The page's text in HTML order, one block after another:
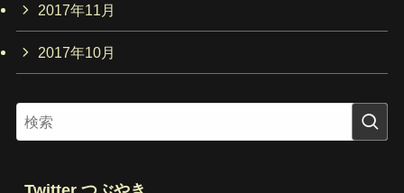
2017年11月
2017年10月